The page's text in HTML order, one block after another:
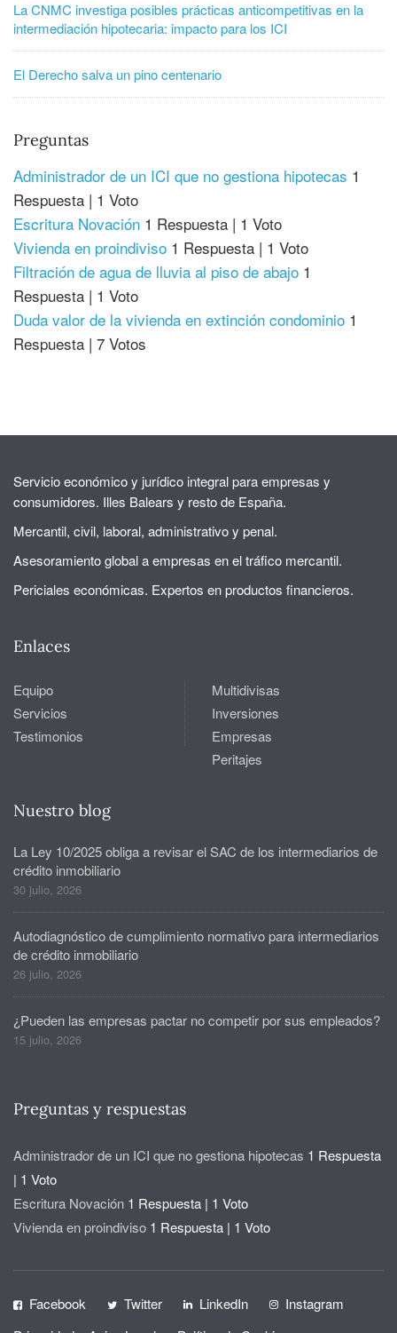
La CNMC investiga posibles prácticas anticompetitivas en la
intermediación hipotecaria: impacto para los ICI
El Derecho salva un pino centenario
Preguntas
Administrador de un ICI que no gestiona hipotecas 1
Respuesta | 1 Voto
Escritura Novación 1 Respuesta | 1 Voto
Vivienda en proindiviso 1 Respuesta | 1 Voto
Filtración de agua de lluvia al piso de abajo 1
Respuesta | 1 Voto
Duda valor de la vivienda en extinción condominio 1
Respuesta | 7 Votos
Servicio económico y jurídico integral para empresas y
consumidores. Illes Balears y resto de España.
Mercantil, civil, laboral, administrativo y penal.
Asesoramiento global a empresas en el tráfico mercantil.
Periciales económicas. Expertos en productos financieros.
Enlaces
Equipo
Servicios
Testimonios
Multidivisas
Inversiones
Empresas
Peritajes
Nuestro blog
La Ley 10/2025 obliga a revisar el SAC de los intermediarios de
crédito inmobiliario
30 julio, 2026
Autodiagnóstico de cumplimiento normativo para intermediarios
de crédito inmobiliario
26 julio, 2026
¿Pueden las empresas pactar no competir por sus empleados?
15 julio, 2026
Preguntas y respuestas
Administrador de un ICI que no gestiona hipotecas 1 Respuesta
| 1 Voto
Escritura Novación 1 Respuesta | 1 Voto
Vivienda en proindiviso 1 Respuesta | 1 Voto
Facebook Twitter LinkedIn
Instagram